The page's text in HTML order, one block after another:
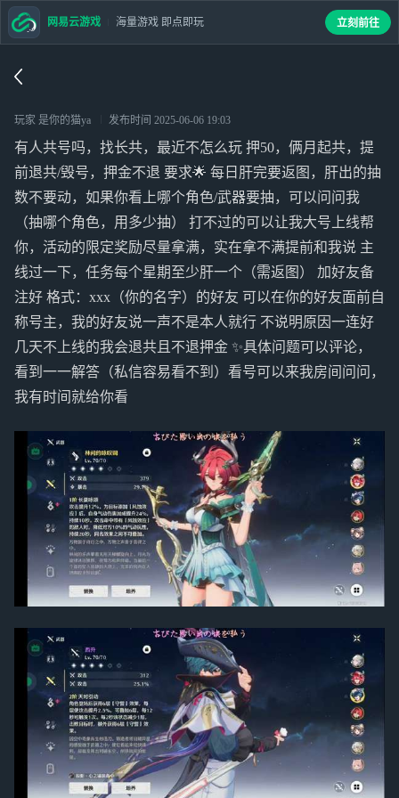
玩家 是你的猫ya 发布时间 2025-06-06 19:03
有人共号吗，找长共，最近不怎么玩 押50，俩月起共，提
前退共/毁号，押金不退 要求🌟 每日肝完要返图，肝出的抽
数不要动，如果你看上哪个角色/武器要抽，可以问问我
（抽哪个角色，用多少抽） 打不过的可以让我大号上线帮
你，活动的限定奖励尽量拿满，实在拿不满提前和我说 主
线过一下，任务每个星期至少肝一个（需返图） 加好友备
注好 格式：xxx（你的名字）的好友 可以在你的好友面前自
称号主，我的好友说一声不是本人就行 不说明原因一连好
几天不上线的我会退共且不退押金 ✨具体问题可以评论，
看到一一解答（私信容易看不到）看号可以来我房间问问，
我有时间就给你看
网易云游戏 海量游戏 即点即玩 立刻前往